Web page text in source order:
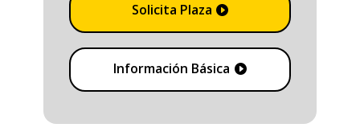
Solicita Plaza
Información Básica